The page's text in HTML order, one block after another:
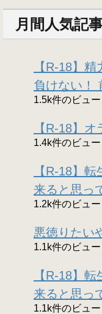
月間人気記
【R-18】
負けない！
1.5k件のビュー
【R-18】
1.4k件のビュー
【R-18】
来ると思っ
1.2k件のビュー
悪徳りたい
1.1k件のビュー
【R-18】
来ると思っ
1.1k件のビュー